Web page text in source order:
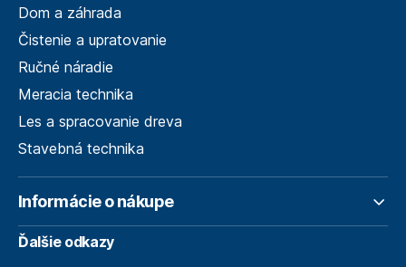
Dom a záhrada
Čistenie a upratovanie
Ručné náradie
Meracia technika
Les a spracovanie dreva
Stavebná technika
Informácie o nákupe
Ďalšie odkazy